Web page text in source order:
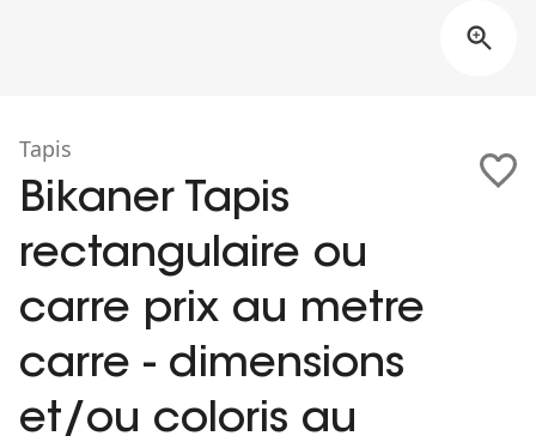
Tapis
Bikaner Tapis
rectangulaire ou
carre prix au metre
carre - dimensions
et/ou coloris au